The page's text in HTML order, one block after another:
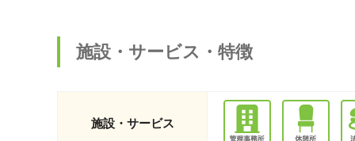
施設・サービス・特徴
施設・サービス